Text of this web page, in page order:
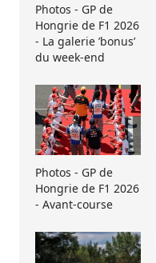
Photos - GP de
Hongrie de F1 2026
- La galerie ’bonus’
du week-end
Photos - GP de
Hongrie de F1 2026
- Avant-course